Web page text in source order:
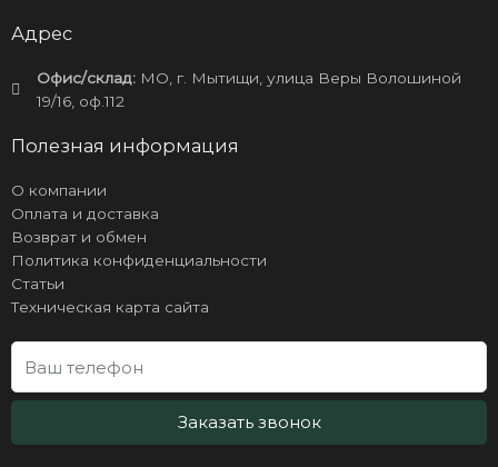
Адрес
Офис/склад:МО, г. Мытищи, улица Веры Волошиной
19/16, оф.112
Полезная информация
О компании
Оплата и доставка
Возврат и обмен
Политика конфиденциальности
Статьи
Техническая карта сайта
Заказать звонок